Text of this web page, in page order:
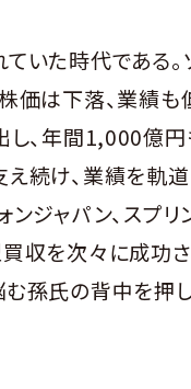
いた時代である。
価は下落、業績も
し、年間1,000億
続け、業績を軌道
ジャパン、スプリ
収を次々に成功
孫氏の背中を押